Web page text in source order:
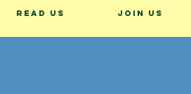
Read Us Join Us